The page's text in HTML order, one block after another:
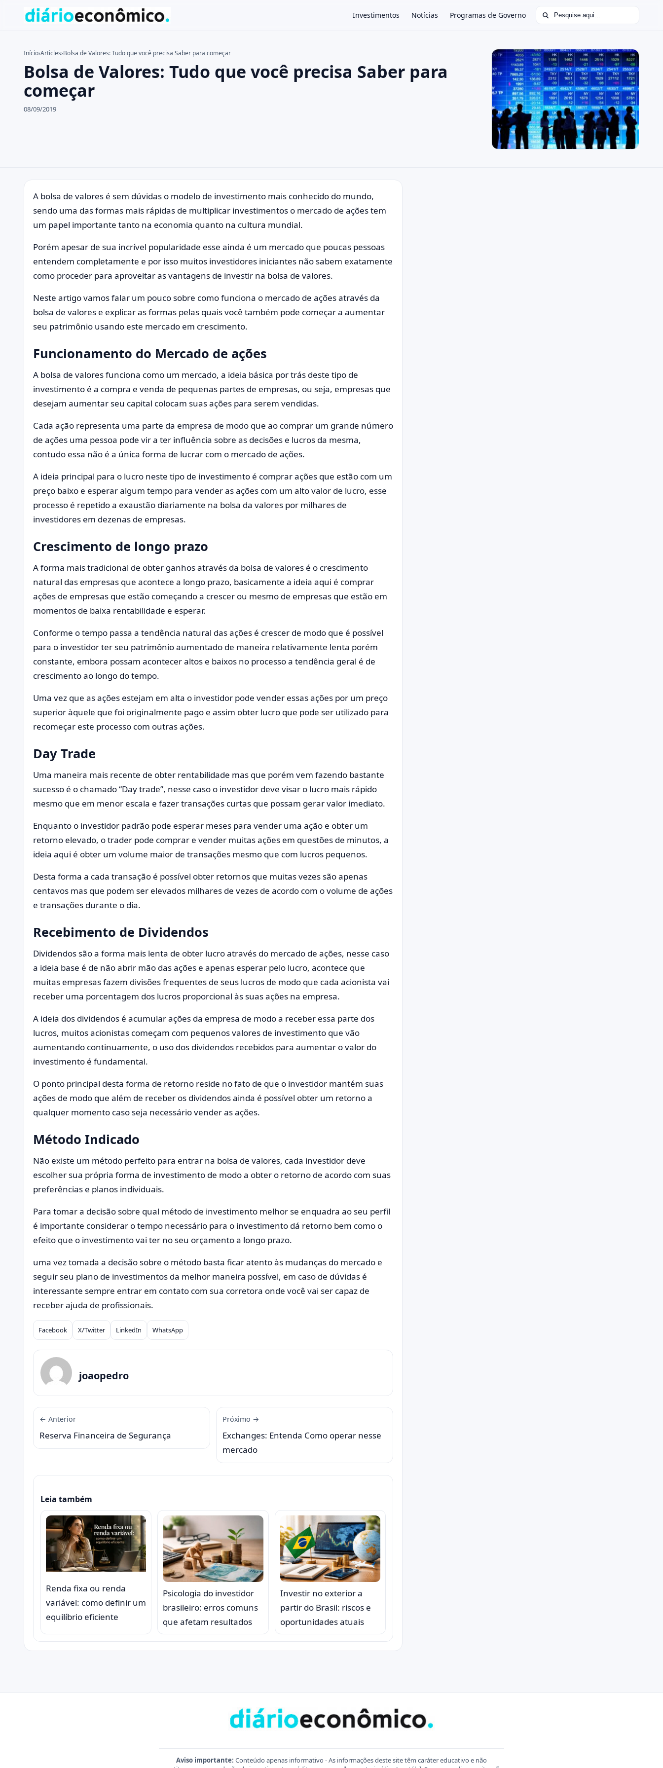
Investimentos Notícias Programas de Governo Buscar por:
Buscar no site ×
Pressione Enter para buscar ou ESC para fechar.
Início›Articles›Bolsa de Valores: Tudo que você precisa Saber para começar
Bolsa de Valores: Tudo que você precisa Saber para
começar
08/09/2019
A bolsa de valores é sem dúvidas o modelo de investimento mais conhecido do mundo,
sendo uma das formas mais rápidas de multiplicar investimentos o mercado de ações tem
um papel importante tanto na economia quanto na cultura mundial.
Porém apesar de sua incrível popularidade esse ainda é um mercado que poucas pessoas
entendem completamente e por isso muitos investidores iniciantes não sabem exatamente
como proceder para aproveitar as vantagens de investir na bolsa de valores.
Neste artigo vamos falar um pouco sobre como funciona o mercado de ações através da
bolsa de valores e explicar as formas pelas quais você também pode começar a aumentar
seu patrimônio usando este mercado em crescimento.
Funcionamento do Mercado de ações
A bolsa de valores funciona como um mercado, a ideia básica por trás deste tipo de
investimento é a compra e venda de pequenas partes de empresas, ou seja, empresas que
desejam aumentar seu capital colocam suas ações para serem vendidas.
Cada ação representa uma parte da empresa de modo que ao comprar um grande número
de ações uma pessoa pode vir a ter influência sobre as decisões e lucros da mesma,
contudo essa não é a única forma de lucrar com o mercado de ações.
A ideia principal para o lucro neste tipo de investimento é comprar ações que estão com um
preço baixo e esperar algum tempo para vender as ações com um alto valor de lucro, esse
processo é repetido a exaustão diariamente na bolsa da valores por milhares de
investidores em dezenas de empresas.
Crescimento de longo prazo
A forma mais tradicional de obter ganhos através da bolsa de valores é o crescimento
natural das empresas que acontece a longo prazo, basicamente a ideia aqui é comprar
ações de empresas que estão começando a crescer ou mesmo de empresas que estão em
momentos de baixa rentabilidade e esperar.
Conforme o tempo passa a tendência natural das ações é crescer de modo que é possível
para o investidor ter seu patrimônio aumentado de maneira relativamente lenta porém
constante, embora possam acontecer altos e baixos no processo a tendência geral é de
crescimento ao longo do tempo.
Uma vez que as ações estejam em alta o investidor pode vender essas ações por um preço
superior àquele que foi originalmente pago e assim obter lucro que pode ser utilizado para
recomeçar este processo com outras ações.
Day Trade
Uma maneira mais recente de obter rentabilidade mas que porém vem fazendo bastante
sucesso é o chamado “Day trade”, nesse caso o investidor deve visar o lucro mais rápido
mesmo que em menor escala e fazer transações curtas que possam gerar valor imediato.
Enquanto o investidor padrão pode esperar meses para vender uma ação e obter um
retorno elevado, o trader pode comprar e vender muitas ações em questões de minutos, a
ideia aqui é obter um volume maior de transações mesmo que com lucros pequenos.
Desta forma a cada transação é possível obter retornos que muitas vezes são apenas
centavos mas que podem ser elevados milhares de vezes de acordo com o volume de ações
e transações durante o dia.
Recebimento de Dividendos
Dividendos são a forma mais lenta de obter lucro através do mercado de ações, nesse caso
a ideia base é de não abrir mão das ações e apenas esperar pelo lucro, acontece que
muitas empresas fazem divisões frequentes de seus lucros de modo que cada acionista vai
receber uma porcentagem dos lucros proporcional às suas ações na empresa.
A ideia dos dividendos é acumular ações da empresa de modo a receber essa parte dos
lucros, muitos acionistas começam com pequenos valores de investimento que vão
aumentando continuamente, o uso dos dividendos recebidos para aumentar o valor do
investimento é fundamental.
O ponto principal desta forma de retorno reside no fato de que o investidor mantém suas
ações de modo que além de receber os dividendos ainda é possível obter um retorno a
qualquer momento caso seja necessário vender as ações.
Método Indicado
Não existe um método perfeito para entrar na bolsa de valores, cada investidor deve
escolher sua própria forma de investimento de modo a obter o retorno de acordo com suas
preferências e planos individuais.
Para tomar a decisão sobre qual método de investimento melhor se enquadra ao seu perfil
é importante considerar o tempo necessário para o investimento dá retorno bem como o
efeito que o investimento vai ter no seu orçamento a longo prazo.
uma vez tomada a decisão sobre o método basta ficar atento às mudanças do mercado e
seguir seu plano de investimentos da melhor maneira possível, em caso de dúvidas é
interessante sempre entrar em contato com sua corretora onde você vai ser capaz de
receber ajuda de profissionais.
Compartilhar
Facebook X/Twitter LinkedIn WhatsApp
joaopedro
← Anterior
Reserva Financeira de Segurança
Próximo →
Exchanges: Entenda Como operar nesse
mercado
Leia também
Renda fixa ou renda
variável: como definir um
equilíbrio eficiente
Psicologia do investidor
brasileiro: erros comuns
que afetam resultados
Investir no exterior a
partir do Brasil: riscos e
oportunidades atuais
Aviso importante: Conteúdo apenas informativo - As informações deste site têm caráter educativo e não